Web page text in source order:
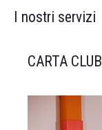
I nostri servizi
CARTA CLUB